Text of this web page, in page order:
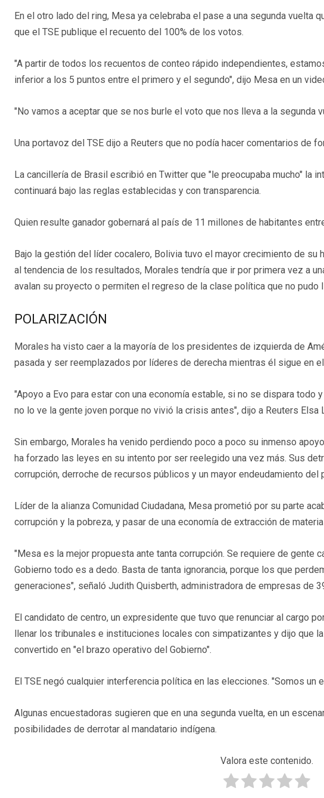
En el otro lado del ring, Mesa ya celebraba el pase a una segunda vuelta
que el TSE publique el recuento del 100% de los votos.
"A partir de todos los recuentos de conteo rápido independientes,
inferior a los 5 puntos entre el primero y el segundo", dijo Mesa en un
"No vamos a aceptar que se nos burle el voto que nos lleva a la segunda
Una portavoz del TSE dijo a Reuters que no podía hacer comentarios de
La cancillería de Brasil escribió en Twitter que "le preocupaba mucho" la
continuará bajo las reglas establecidas y con transparencia.
Quien resulte ganador gobernará al país de 11 millones de habitantes
Bajo la gestión del líder cocalero, Bolivia tuvo el mayor crecimiento de
al tendencia de los resultados, Morales tendría que ir por primera vez a
avalan su proyecto o permiten el regreso de la clase política que no pudo
POLARIZACIÓN
Morales ha visto caer a la mayoría de los presidentes de izquierda de
pasada y ser reemplazados por líderes de derecha mientras él sigue en
"Apoyo a Evo para estar con una economía estable, si no se dispara todo
no lo ve la gente joven porque no vivió la crisis antes", dijo a Reuters Elsa
Sin embargo, Morales ha venido perdiendo poco a poco su inmenso
ha forzado las leyes en su intento por ser reelegido una vez más. Sus
corrupción, derroche de recursos públicos y un mayor endeudamiento del
Líder de la alianza Comunidad Ciudadana, Mesa prometió por su parte
corrupción y la pobreza, y pasar de una economía de extracción de
"Mesa es la mejor propuesta ante tanta corrupción. Se requiere de gente
Gobierno todo es a dedo. Basta de tanta ignorancia, porque los que
generaciones", señaló Judith Quisberth, administradora de empresas de
El candidato de centro, un expresidente que tuvo que renunciar al cargo
llenar los tribunales e instituciones locales con simpatizantes y dijo que
convertido en "el brazo operativo del Gobierno".
El TSE negó cualquier interferencia política en las elecciones. "Somos un
Algunas encuestadoras sugieren que en una segunda vuelta, en un
posibilidades de derrotar al mandatario indígena.
Valora este contenido.